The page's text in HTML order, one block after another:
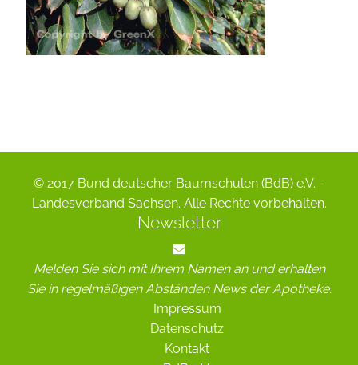
© 2017 Bund deutscher Baumschulen (BdB) e.V. -
Landesverband Sachsen. Alle Rechte vorbehalten.
Newsletter
Melden Sie sich mit Ihrem Namen an und erhalten
Sie in regelmäßigen Abständen News der Apotheke.
Impressum
Datenschutz
Kontakt